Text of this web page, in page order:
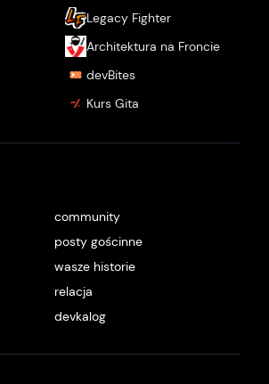
Legacy Fighter
Architektura na Froncie
devBites
Kurs Gita
community
posty gościnne
wasze historie
relacja
devkalog